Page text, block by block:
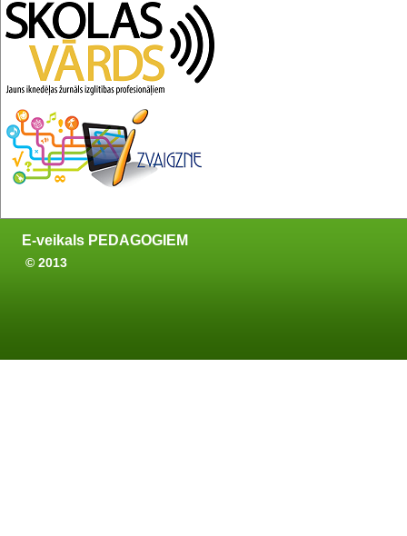
E-veikals PEDAGOGIEM
© 2013